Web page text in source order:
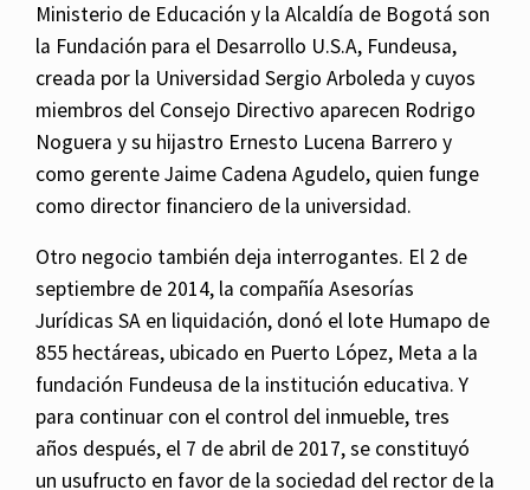
Ministerio de Educación y la Alcaldía de Bogotá son
la Fundación para el Desarrollo U.S.A, Fundeusa,
creada por la Universidad Sergio Arboleda y cuyos
miembros del Consejo Directivo aparecen Rodrigo
Noguera y su hijastro Ernesto Lucena Barrero y
como gerente Jaime Cadena Agudelo, quien funge
como director financiero de la universidad.
Otro negocio también deja interrogantes. El 2 de
septiembre de 2014, la compañía Asesorías
Jurídicas SA en liquidación, donó el lote Humapo de
855 hectáreas, ubicado en Puerto López, Meta a la
fundación Fundeusa de la institución educativa. Y
para continuar con el control del inmueble, tres
años después, el 7 de abril de 2017, se constituyó
un usufructo en favor de la sociedad del rector de la